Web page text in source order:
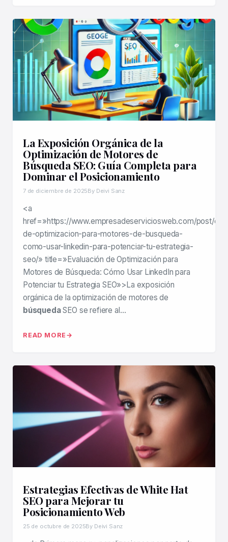
La Exposición Orgánica de la
Optimización de Motores de
Búsqueda SEO: Guía Completa para
Dominar el Posicionamiento
7 de diciembre de 2025By Deivi Sanz
<a
href=»https://www.empresadeserviciosweb.com/post/
de-optimizacion-para-motores-de-busqueda-
como-usar-linkedin-para-potenciar-tu-estrategia-
seo/» title=»Evaluación de Optimización para
Motores de Búsqueda: Cómo Usar LinkedIn para
Potenciar tu Estrategia SEO»>La exposición
orgánica de la optimización de motores de
búsquedaSEO se refiere al…
READ MORE
Estrategias Efectivas de White Hat
SEO para Mejorar tu
Posicionamiento Web
25 de octubre de 2025By Deivi Sanz